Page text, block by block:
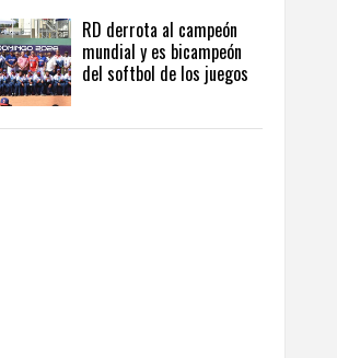
RD derrota al campeón
mundial y es bicampeón
del softbol de los juegos